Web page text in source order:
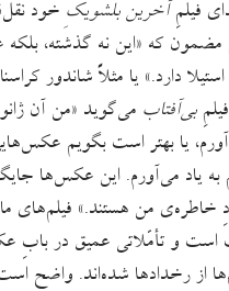
فیلمِآخرین بلشویکِ خود
مضمون که «این نه گذشته،
دارد.» یا مثلاً شاندور
بی‌آفتاب می‌گوید «من آن
یا بهتر است بگویم
به یاد می‌آورم. این عکس‌ها
خاطره‌ی من هستند.» فیلم‌های
است و تأمّلاتی عمیق در بابِ
از رخدادها شده‌اند. واضح